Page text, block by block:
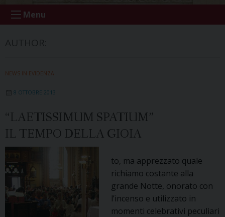
Menu
NEWS IN EVIDENZA
8 OTTOBRE 2013
“LAETISSIMUM SPATIUM”
IL TEMPO DELLA GIOIA
to, ma apprezzato quale
richiamo costante alla
grande Notte, onorato con
l’incenso e utilizzato in
momenti celebrativi peculiari